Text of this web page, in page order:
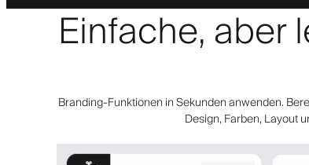
Einfache, aber
Branding-Funktionen in Sekunden anwenden.
Design, Farben, Layout